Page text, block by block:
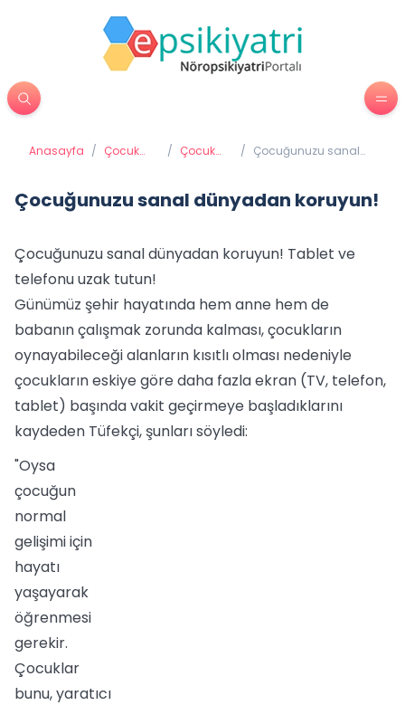
Anasayfa / Çocuk
/ Çocuk
/ Çocuğunuzu sanal
Çocuğunuzu sanal dünyadan koruyun!
Çocuğunuzu sanal dünyadan koruyun! Tablet ve
telefonu uzak tutun!
Günümüz şehir hayatında hem anne hem de
babanın çalışmak zorunda kalması, çocukların
oynayabileceği alanların kısıtlı olması nedeniyle
çocukların eskiye göre daha fazla ekran (TV, telefon,
tablet) başında vakit geçirmeye başladıklarını
kaydeden Tüfekçi, şunları söyledi:
"Oysa
çocuğun
normal
gelişimi için
hayatı
yaşayarak
öğrenmesi
gerekir.
Çocuklar
bunu, yaratıcı